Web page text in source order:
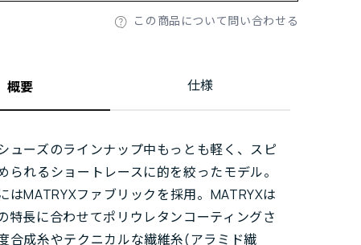
この商品について問い合わせる
概要 仕様
ューズのラインナップ中もっとも軽く、スピ
られるショートレースに的を絞ったモデル。
はMATRYXファブリックを採用。MATRYXは
特長に合わせてポリウレタンコーティングさ
合成糸やテクニカルな繊維糸(アラミド繊